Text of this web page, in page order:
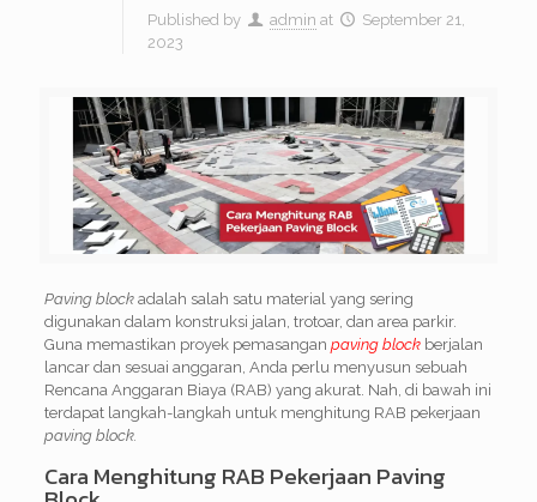
Published by admin at
September 21,
2023
Paving blockadalah salah satu material yang sering
digunakan dalam konstruksi jalan, trotoar, dan area parkir.
Guna memastikan proyek pemasangan paving blockberjalan
lancar dan sesuai anggaran, Anda perlu menyusun sebuah
Rencana Anggaran Biaya (RAB) yang akurat. Nah, di bawah ini
terdapat langkah-langkah untuk menghitung RAB pekerjaan
paving block.
Cara Menghitung RAB Pekerjaan Paving